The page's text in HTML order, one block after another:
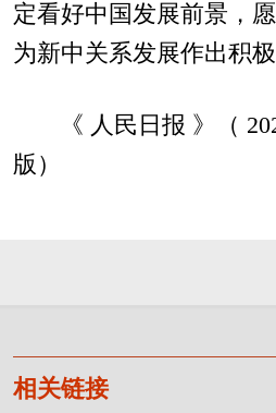
定看好中国发展前景，
为新中关系发展作出积极
《 人民日报 》（
版）
相关链接